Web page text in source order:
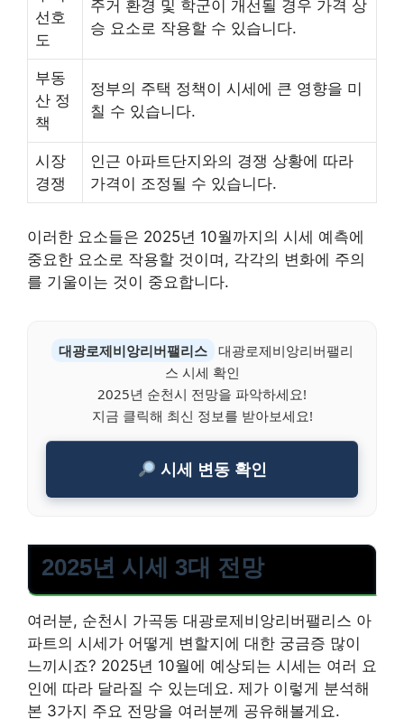
선호
도
주거 환경 및 학군이 개선될 경우 가격 상
승 요소로 작용할 수 있습니다.
부동
산 정
책
정부의 주택 정책이 시세에 큰 영향을 미
칠 수 있습니다.
시장
경쟁
인근 아파트단지와의 경쟁 상황에 따라
가격이 조정될 수 있습니다.
이러한 요소들은 2025년 10월까지의 시세 예측에
중요한 요소로 작용할 것이며, 각각의 변화에 주의
를 기울이는 것이 중요합니다.
대광로제비앙리버팰리스
대광로제비앙리버팰리
스 시세 확인
2025년 순천시 전망을 파악하세요!
지금 클릭해 최신 정보를 받아보세요!
시세 변동 확인
2025년 시세 3대 전망
여러분, 순천시 가곡동 대광로제비앙리버팰리스 아
파트의 시세가 어떻게 변할지에 대한 궁금증 많이
느끼시죠? 2025년 10월에 예상되는 시세는 여러 요
인에 따라 달라질 수 있는데요. 제가 이렇게 분석해
본 3가지 주요 전망을 여러분께 공유해볼게요.